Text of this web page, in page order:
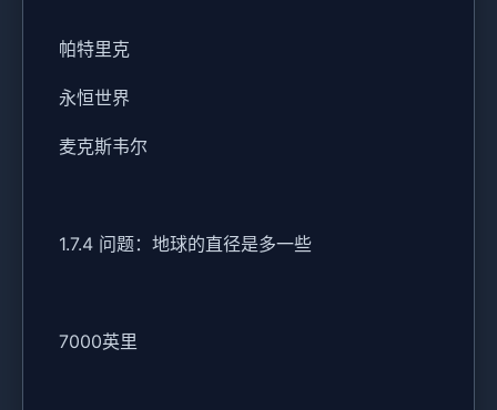
帕特里克
永恒世界
麦克斯韦尔
1.7.4 问题：地球的直径是多一些
7000英里